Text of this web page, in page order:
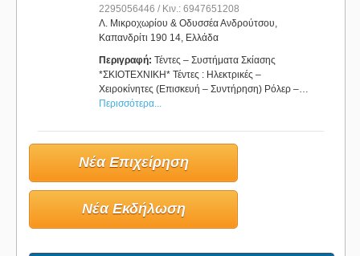
2295056446 / Κιν.: 6947651208
Λ. Μικροχωρίου & Οδυσσέα Ανδρούτσου,
Καπανδρίτι 190 14, Ελλάδα
Περιγραφή: Τέντες – Συστήματα Σκίασης
*ΣΚΙΟΤΕΧΝΙΚΗ* Τέντες : Ηλεκτρικές –
Χειροκίνητες (Επισκευή – Συντήρηση) Ρόλερ –…
Περισσότερα...
Νέα Επιχείρηση
Νέα Εκδήλωση